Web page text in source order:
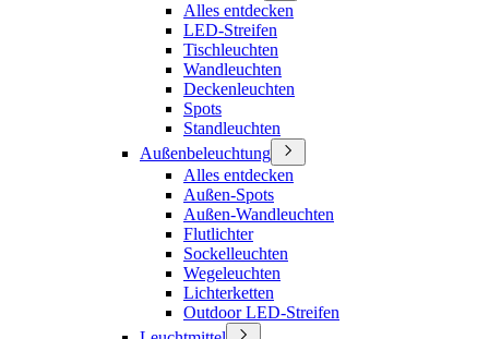
Alles entdecken
LED-Streifen
Tischleuchten
Wandleuchten
Deckenleuchten
Spots
Standleuchten
Außenbeleuchtung
Alles entdecken
Außen-Spots
Außen-Wandleuchten
Flutlichter
Sockelleuchten
Wegeleuchten
Lichterketten
Outdoor LED-Streifen